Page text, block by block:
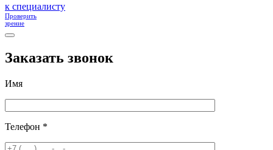
к специалисту
Проверить
зрение
Заказать звонок
Имя
Телефон *